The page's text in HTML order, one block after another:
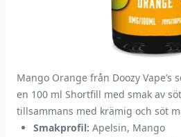
Mango Orange från Doozy Vape’s
en 100 ml Shortfill med smak av
tillsammans med krämig och söt
Smakprofil: Apelsin, Mango